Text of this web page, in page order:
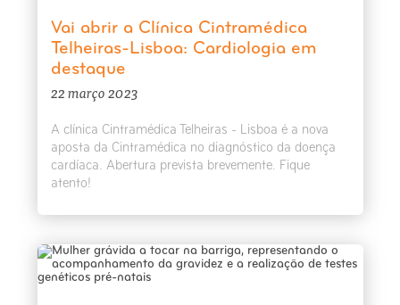
Vai abrir a Clínica Cintramédica
Telheiras-Lisboa: Cardiologia em
destaque
22 março 2023
A clínica Cintramédica Telheiras - Lisboa é a nova
aposta da Cintramédica no diagnóstico da doença
cardíaca. Abertura prevista brevemente. Fique
atento!